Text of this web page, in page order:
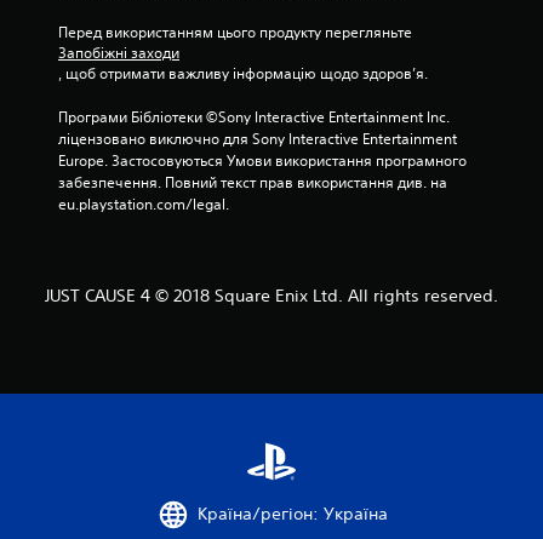
в
і
Перед використанням цього продукту перегляньте
Запобіжні заходи
, щоб отримати важливу інформацію щодо здоров’я.
Програми Бібліотеки ©Sony Interactive Entertainment Inc.
ліцензовано виключно для Sony Interactive Entertainment
Europe. Застосовуються Умови використання програмного
забезпечення. Повний текст прав використання див. на
eu.playstation.com/legal.
JUST CAUSE 4 © 2018 Square Enix Ltd. All rights reserved.
Країна/регіон: Україна